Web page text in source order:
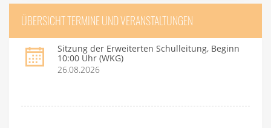
ÜBERSICHT TERMINE UND VERANSTALTUNGEN
Sitzung der Erweiterten Schulleitung, Beginn
10:00 Uhr (WKG)
26.08.2026